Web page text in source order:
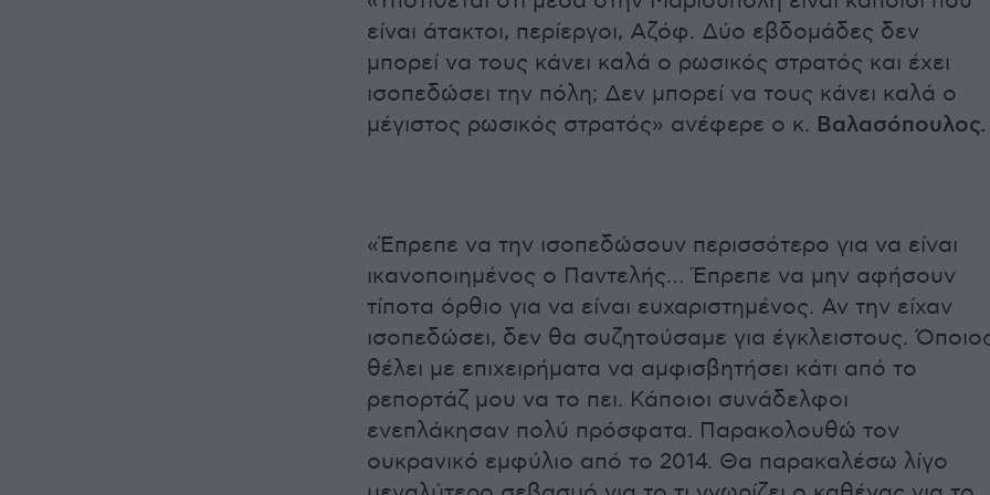
είναι άτακτοι, περίεργοι, Αζόφ. Δύο εβδομάδες δεν
μπορεί να τους κάνει καλά ο ρωσικός στρατός και έχει
ισοπεδώσει την πόλη; Δεν μπορεί να τους κάνει καλά ο
μέγιστος ρωσικός στρατός» ανέφερε ο κ. Βαλασόπουλος.
«Έπρεπε να την ισοπεδώσουν περισσότερο για να είναι
ικανοποιημένος ο Παντελής… Έπρεπε να μην αφήσουν
τίποτα όρθιο για να είναι ευχαριστημένος. Αν την είχαν
ισοπεδώσει, δεν θα συζητούσαμε για έγκλειστους.
θέλει με επιχειρήματα να αμφισβητήσει κάτι από το
ρεπορτάζ μου να το πει. Κάποιοι συνάδελφοι
ενεπλάκησαν πολύ πρόσφατα. Παρακολουθώ τον
ουκρανικό εμφύλιο από το 2014. Θα παρακαλέσω λίγο